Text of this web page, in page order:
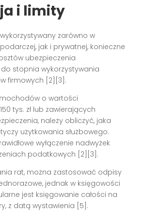
i limity
zarówno w
jak i prywatnej, konieczne
ubezpieczenia
stopnia wykorzystywania
firmowych [2][3].
o wartości
tys. zł lub zawierających
należy obliczyć, jaka
użytkowania służbowego.
wyłączenie nadwyżek
podatkowych [2][3].
rat, można zastosować odpisy
jednak w księgowości
jest księgowanie całości na
z datą wystawienia [5].